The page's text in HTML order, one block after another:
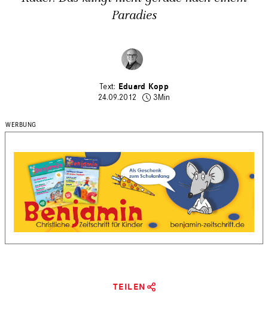
Paradies
Eduard Kopp
24.09.2012
3Min
TEILEN